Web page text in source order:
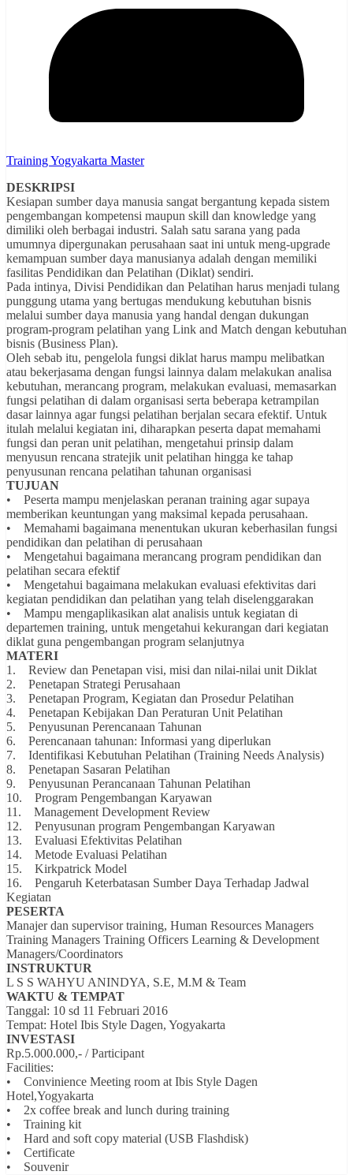
Training Yogyakarta Master
DESKRIPSI
Kesiapan sumber daya manusia sangat bergantung kepada sistem
pengembangan kompetensi maupun skill dan knowledge yang
dimiliki oleh berbagai industri. Salah satu sarana yang pada
umumnya dipergunakan perusahaan saat ini untuk meng-upgrade
kemampuan sumber daya manusianya adalah dengan memiliki
fasilitas Pendidikan dan Pelatihan (Diklat) sendiri.
Pada intinya, Divisi Pendidikan dan Pelatihan harus menjadi tulang
punggung utama yang bertugas mendukung kebutuhan bisnis
melalui sumber daya manusia yang handal dengan dukungan
program-program pelatihan yang Link and Match dengan kebutuhan
bisnis (Business Plan).
Oleh sebab itu, pengelola fungsi diklat harus mampu melibatkan
atau bekerjasama dengan fungsi lainnya dalam melakukan analisa
kebutuhan, merancang program, melakukan evaluasi, memasarkan
fungsi pelatihan di dalam organisasi serta beberapa ketrampilan
dasar lainnya agar fungsi pelatihan berjalan secara efektif. Untuk
itulah melalui kegiatan ini, diharapkan peserta dapat memahami
fungsi dan peran unit pelatihan, mengetahui prinsip dalam
menyusun rencana stratejik unit pelatihan hingga ke tahap
penyusunan rencana pelatihan tahunan organisasi
TUJUAN
• Peserta mampu menjelaskan peranan training agar supaya
memberikan keuntungan yang maksimal kepada perusahaan.
• Memahami bagaimana menentukan ukuran keberhasilan fungsi
pendidikan dan pelatihan di perusahaan
• Mengetahui bagaimana merancang program pendidikan dan
pelatihan secara efektif
• Mengetahui bagaimana melakukan evaluasi efektivitas dari
kegiatan pendidikan dan pelatihan yang telah diselenggarakan
• Mampu mengaplikasikan alat analisis untuk kegiatan di
departemen training, untuk mengetahui kekurangan dari kegiatan
diklat guna pengembangan program selanjutnya
MATERI
1. Review dan Penetapan visi, misi dan nilai-nilai unit Diklat
2. Penetapan Strategi Perusahaan
3. Penetapan Program, Kegiatan dan Prosedur Pelatihan
4. Penetapan Kebijakan Dan Peraturan Unit Pelatihan
5. Penyusunan Perencanaan Tahunan
6. Perencanaan tahunan: Informasi yang diperlukan
7. Identifikasi Kebutuhan Pelatihan (Training Needs Analysis)
8. Penetapan Sasaran Pelatihan
9. Penyusunan Perancanaan Tahunan Pelatihan
10. Program Pengembangan Karyawan
11. Management Development Review
12. Penyusunan program Pengembangan Karyawan
13. Evaluasi Efektivitas Pelatihan
14. Metode Evaluasi Pelatihan
15. Kirkpatrick Model
16. Pengaruh Keterbatasan Sumber Daya Terhadap Jadwal
Kegiatan
PESERTA
Manajer dan supervisor training, Human Resources Managers
Training Managers Training Officers Learning & Development
Managers/Coordinators
INSTRUKTUR
L S S WAHYU ANINDYA, S.E, M.M & Team
WAKTU & TEMPAT
Tanggal: 10 sd 11 Februari 2016
Tempat: Hotel Ibis Style Dagen, Yogyakarta
INVESTASI
Rp.5.000.000,- / Participant
Facilities:
• Convinience Meeting room at Ibis Style Dagen
Hotel,Yogyakarta
• 2x coffee break and lunch during training
• Training kit
• Hard and soft copy material (USB Flashdisk)
• Certificate
• Souvenir